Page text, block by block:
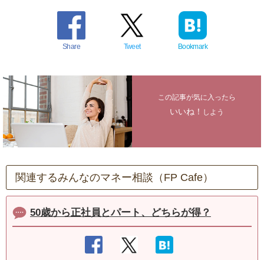
Share Tweet Bookmark
この記事が気に入ったら
いいね！ しよう
関連するみんなのマネー相談（FP Cafe）
50歳から正社員とパート、どちらが得？